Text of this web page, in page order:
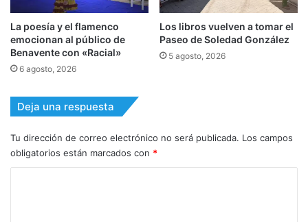
La poesía y el flamenco
emocionan al público de
Benavente con «Racial»
6 agosto, 2026
Los libros vuelven a tomar el
Paseo de Soledad González
5 agosto, 2026
Deja una respuesta
Tu dirección de correo electrónico no será publicada. Los campos
obligatorios están marcados con *